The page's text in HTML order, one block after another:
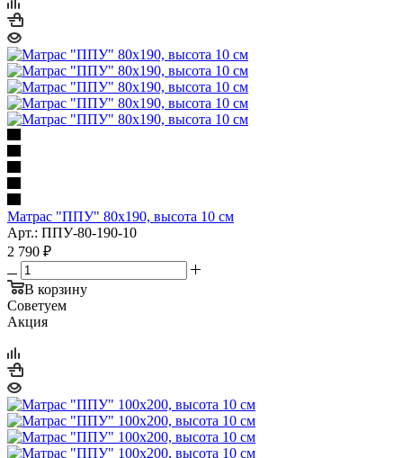
Матрас "ППУ" 80x190, высота 10 см
Арт.: ППУ-80-190-10
2 790 ₽
В корзину
Советуем
Акция